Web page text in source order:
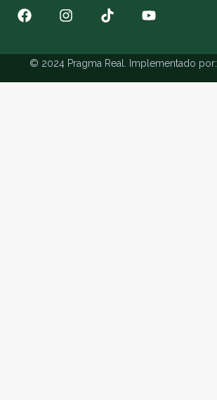
© 2024 Pragma Real. Implementado por: